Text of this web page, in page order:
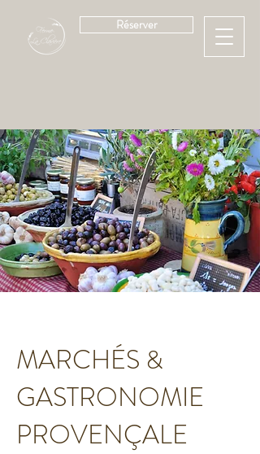
Réserver
MARCHÉS &
GASTRONOMIE
PROVENÇALE